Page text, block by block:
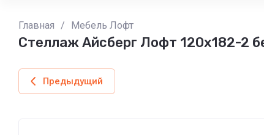
Главная / Мебель Лофт
Стеллаж Айсберг Лофт 120х182-2
Предыдущий